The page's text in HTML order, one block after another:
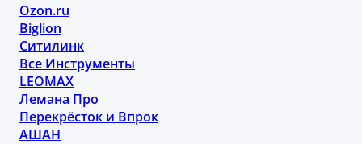
Ozon.ru
Biglion
Ситилинк
Все Инструменты
LEOMAX
Лемана Про
Перекрёсток и Впрок
АШАН